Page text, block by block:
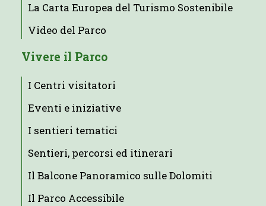
La Carta Europea del Turismo Sostenibile
Video del Parco
Vivere il Parco
I Centri visitatori
Eventi e iniziative
I sentieri tematici
Sentieri, percorsi ed itinerari
Il Balcone Panoramico sulle Dolomiti
Il Parco Accessibile